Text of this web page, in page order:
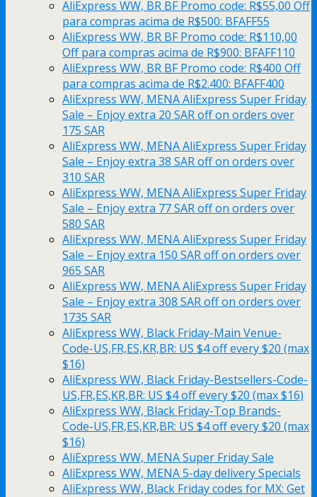
AliExpress WW, BR BF Promo code: R$55,00 Off
para compras acima de R$500: BFAFF55
AliExpress WW, BR BF Promo code: R$110,00
Off para compras acima de R$900: BFAFF110
AliExpress WW, BR BF Promo code: R$400 Off
para compras acima de R$2.400: BFAFF400
AliExpress WW, MENA AliExpress Super Friday
Sale – Enjoy extra 20 SAR off on orders over
175 SAR
AliExpress WW, MENA AliExpress Super Friday
Sale – Enjoy extra 38 SAR off on orders over
310 SAR
AliExpress WW, MENA AliExpress Super Friday
Sale – Enjoy extra 77 SAR off on orders over
580 SAR
AliExpress WW, MENA AliExpress Super Friday
Sale – Enjoy extra 150 SAR off on orders over
965 SAR
AliExpress WW, MENA AliExpress Super Friday
Sale – Enjoy extra 308 SAR off on orders over
1735 SAR
AliExpress WW, Black Friday-Main Venue-
Code-US,FR,ES,KR,BR: US $4 off every $20 (max
$16)
AliExpress WW, Black Friday-Bestsellers-Code-
US,FR,ES,KR,BR: US $4 off every $20 (max $16)
AliExpress WW, Black Friday-Top Brands-
Code-US,FR,ES,KR,BR: US $4 off every $20 (max
$16)
AliExpress WW, MENA Super Friday Sale
AliExpress WW, MENA 5-day delivery Specials
AliExpress WW, Black Friday codes for MX: Get